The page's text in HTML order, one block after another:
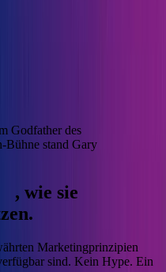
Godfather des
Bühne stand Gary
, wie sie
Marketingprinzipien
sind. Kein Hype. Ein